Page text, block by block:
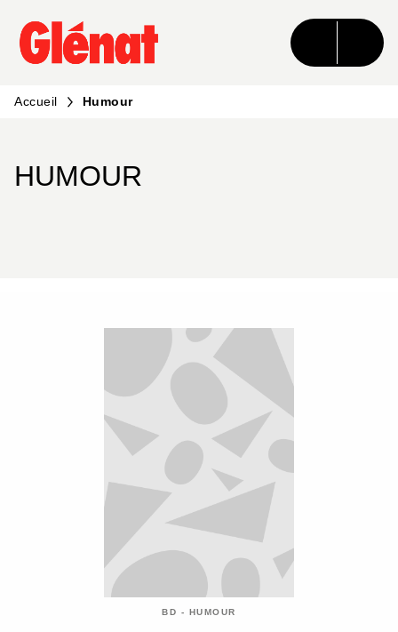
MENU RECHERCHE CONTENU
PIED DE PAGE
Accueil Humour
HUMOUR
BD - HUMOUR